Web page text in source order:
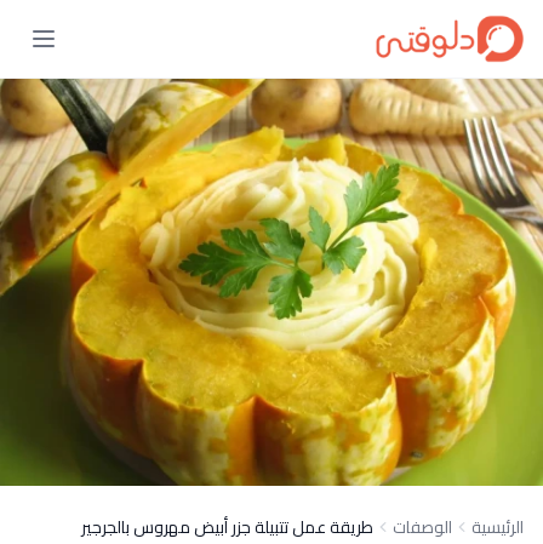
الرئيسية الوصفات طريقة عمل تتبيلة جزر أبيض مهروس بالجرجير